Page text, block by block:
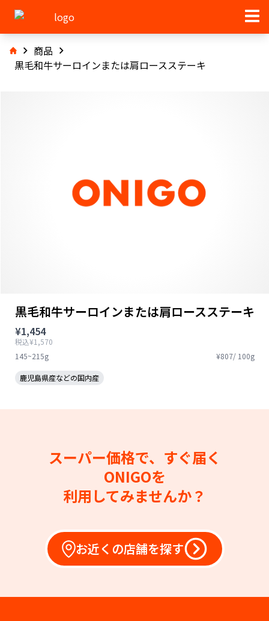
商品
黒毛和牛サーロインまたは肩ロースステーキ
黒毛和牛サーロインまたは肩ロースステーキ
¥1,454
税込¥1,570
145~215g
¥807/ 100g
鹿児島県産などの国内産
スーパー価格で、すぐ届く
ONIGOを
利用してみませんか？
お近くの店舗を探す